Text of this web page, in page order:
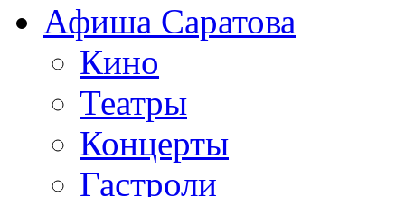
Афиша Саратова
Кино
Театры
Концерты
Гастроли